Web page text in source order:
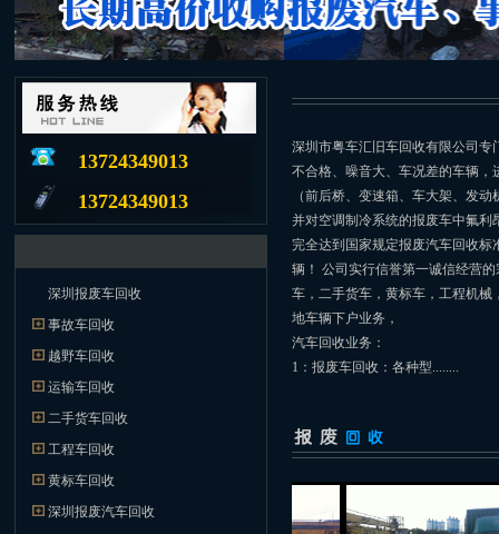
13724349013
13724349013
深圳报废车回收
事故车回收
越野车回收
运输车回收
二手货车回收
工程车回收
黄标车回收
深圳报废汽车回收
深圳市粤车汇旧车回收有限公司专
不合格、噪音大、车况差的车辆，
（前后桥、变速箱、车大架、发
并对空调制冷系统的报废车中氟利
完全达到国家规定报废汽车回收标
辆！ 公司实行信誉第一诚信经营
车，二手货车，黄标车，工程机械
地车辆下户业务，
汽车回收业务：
1：报废车回收：各种型........